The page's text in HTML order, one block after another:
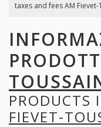
taxes and fees AM
PRODUCTS
FIEVET-